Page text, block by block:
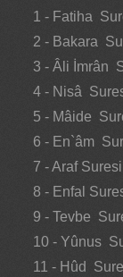
1 - Fatiha
2 - Bakara
3 - Âli İmrân
4 - Nisâ
5 - Mâide
6 - En`âm
7 - Araf Suresi
8 - Enfal
9 - Tevbe
10 - Yûnus
11 - Hûd